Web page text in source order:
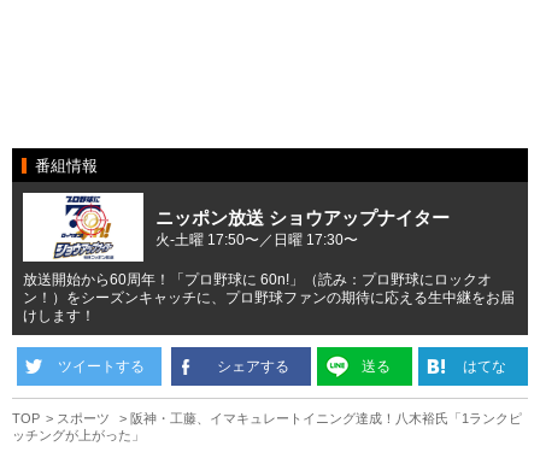
番組情報
ニッポン放送 ショウアップナイター
火-土曜 17:50〜／日曜 17:30〜
放送開始から60周年！「プロ野球に 60n!」（読み：プロ野球にロックオ
ン！）をシーズンキャッチに、プロ野球ファンの期待に応える生中継をお届
けします！
ツイートする シェアする 送る はてな
TOP スポーツ
阪神・工藤、イマキュレートイニング達成！八木裕氏「1ランクピ
ッチングが上がった」